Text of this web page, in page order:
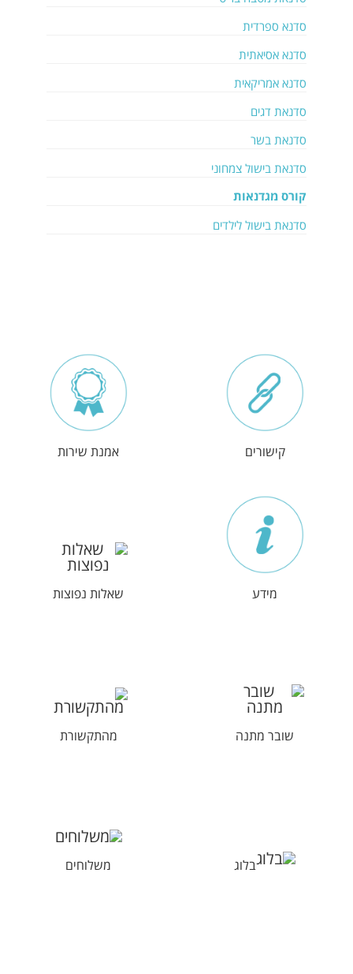
סדנא ספרדית
סדנא אסיאתית
סדנא אמריקאית
סדנאת דגים
סדנאת בשר
סדנאת בישול צמחוני
קורס מגדנאות
סדנאת בישול לילדים
קישורים אמנת שירות
מידע שאלות נפוצות
שובר מתנה מהתקשורת
בלוג משלוחים